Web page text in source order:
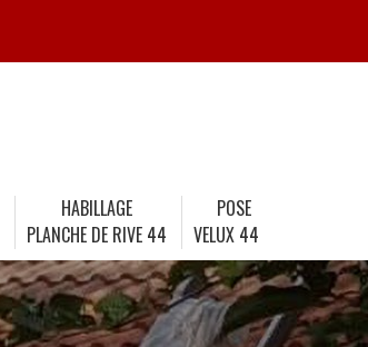
HABILLAGE
PLANCHE DE RIVE 44
POSE
VELUX 44